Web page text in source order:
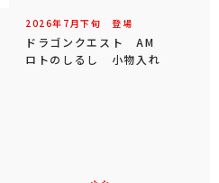
2026年 7 月下旬 登場
ドラゴンクエスト AM
ロトのしるし 小物入れ